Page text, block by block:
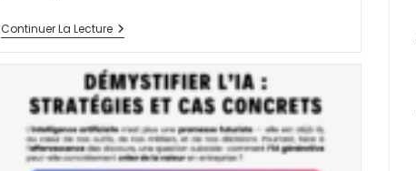
Continuer La LectureComment
Identifier
Utiliser
Les
Différents
Formats
De
Sortie
?